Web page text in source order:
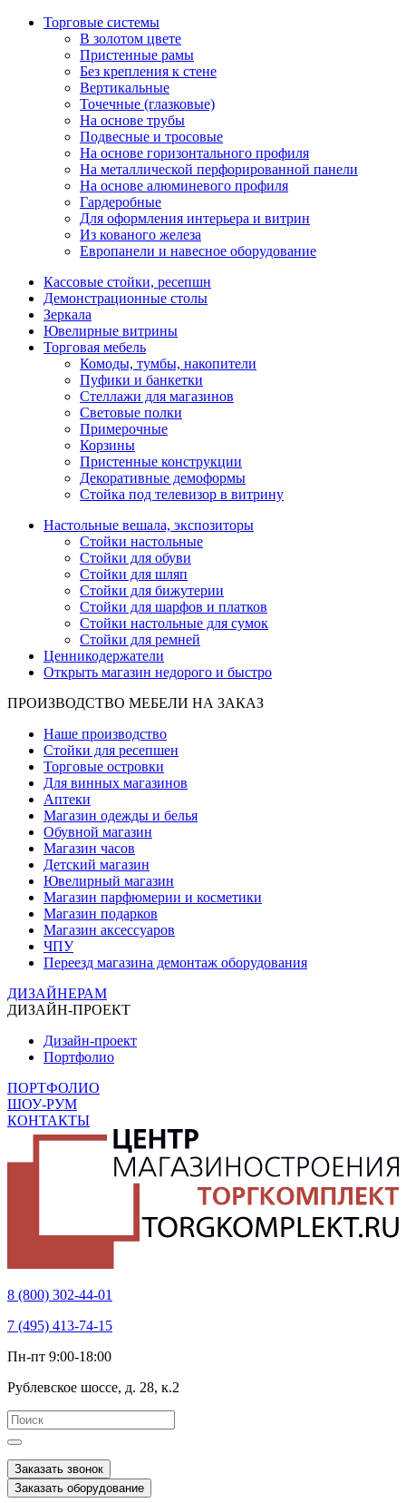
Торговые системы
В золотом цвете
Пристенные рамы
Без крепления к стене
Вертикальные
Точечные (глазковые)
На основе трубы
Подвесные и тросовые
На основе горизонтального профиля
На металлической перфорированной панели
На основе алюминевого профиля
Гардеробные
Для оформления интерьера и витрин
Из кованого железа
Европанели и навесное оборудование
Кассовые стойки, ресепшн
Демонстрационные столы
Зеркала
Ювелирные витрины
Торговая мебель
Комоды, тумбы, накопители
Пуфики и банкетки
Стеллажи для магазинов
Световые полки
Примерочные
Корзины
Пристенные конструкции
Декоративные демоформы
Стойка под телевизор в витрину
Настольные вешала, экспозиторы
Стойки настольные
Стойки для обуви
Стойки для шляп
Стойки для бижутерии
Стойки для шарфов и платков
Стойки настольные для сумок
Стойки для ремней
Ценникодержатели
Открыть магазин недорого и быстро
ПРОИЗВОДСТВО МЕБЕЛИ НА ЗАКАЗ
Наше производство
Стойки для ресепшен
Торговые островки
Для винных магазинов
Аптеки
Магазин одежды и белья
Обувной магазин
Магазин часов
Детский магазин
Ювелирный магазин
Магазин парфюмерии и косметики
Магазин подарков
Магазин аксессуаров
ЧПУ
Переезд магазина демонтаж оборудования
ДИЗАЙНЕРАМ
ДИЗАЙН-ПРОЕКТ
Дизайн-проект
Портфолио
ПОРТФОЛИО
ШОУ-РУМ
КОНТАКТЫ
8 (800) 302-44-01
7 (495) 413-74-15
Пн-пт 9:00-18:00
Рублевское шоссе, д. 28, к.2
Заказать звонок
Заказать оборудование